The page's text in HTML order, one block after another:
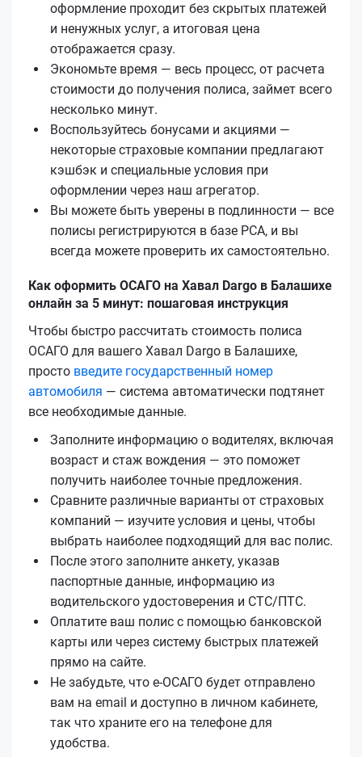
оформление проходит без скрытых платежей
и ненужных услуг, а итоговая цена
отображается сразу.
Экономьте время — весь процесс, от расчета
стоимости до получения полиса, займет всего
несколько минут.
Воспользуйтесь бонусами и акциями —
некоторые страховые компании предлагают
кэшбэк и специальные условия при
оформлении через наш агрегатор.
Вы можете быть уверены в подлинности — все
полисы регистрируются в базе РСА, и вы
всегда можете проверить их самостоятельно.
Как оформить ОСАГО на Хавал Dargo в Балашихе
онлайн за 5 минут: пошаговая инструкция
Чтобы быстро рассчитать стоимость полиса
ОСАГО для вашего Хавал Dargo в Балашихе,
просто введите государственный номер
автомобиля — система автоматически подтянет
все необходимые данные.
Заполните информацию о водителях, включая
возраст и стаж вождения — это поможет
получить наиболее точные предложения.
Сравните различные варианты от страховых
компаний — изучите условия и цены, чтобы
выбрать наиболее подходящий для вас полис.
После этого заполните анкету, указав
паспортные данные, информацию из
водительского удостоверения и СТС/ПТС.
Оплатите ваш полис с помощью банковской
карты или через систему быстрых платежей
прямо на сайте.
Не забудьте, что е‑ОСАГО будет отправлено
вам на email и доступно в личном кабинете,
так что храните его на телефоне для
удобства.